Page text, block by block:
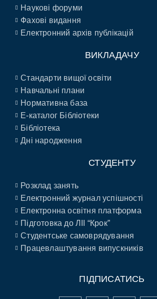
Наукові форуми
Фахові видання
Електронний архів публікацій
ВИКЛАДАЧУ
Стандарти вищої освіти
Навчальні плани
Нормативна база
E-каталог Бібліотеки
Бібліотека
Дні народження
СТУДЕНТУ
Розклад занять
Електронний журнал успішності
Електронна освітня платформа
Підготовка до ЛІІ “Крок”
Студентське самоврядування
Працевлаштування випускників
ПІДПИСАТИСЬ